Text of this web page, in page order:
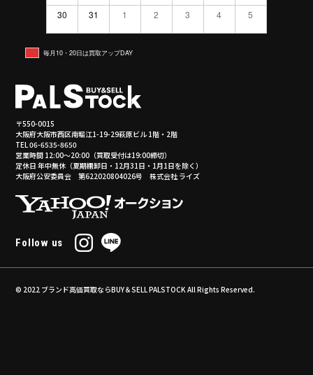
30 31 1 2 3 4 5
毎月10・20日は買取アップDAY
〒550-0015
大阪府大阪市西区南堀江1-19-29萩原ビル 1階・2階
TEL 06-6535-8650
営業時間 12:00～20:00（買取受付は19:00締切）
定休日 年中無休（夏期棚卸日・12月31日・1月1日を除く）
大阪府公安委員会 第622020804026号 株式会社 ライズ
Follow us
© 2022 ブランド高価買取ならBUY＆SELL PALSTOCK All Rights Reserved.